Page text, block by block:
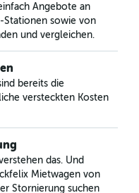
Paulo
Angebote an
sowie von
und vergleichen.
bereits die
versteckten Kosten
das. Und
Mietwagen von
Stornierung suchen